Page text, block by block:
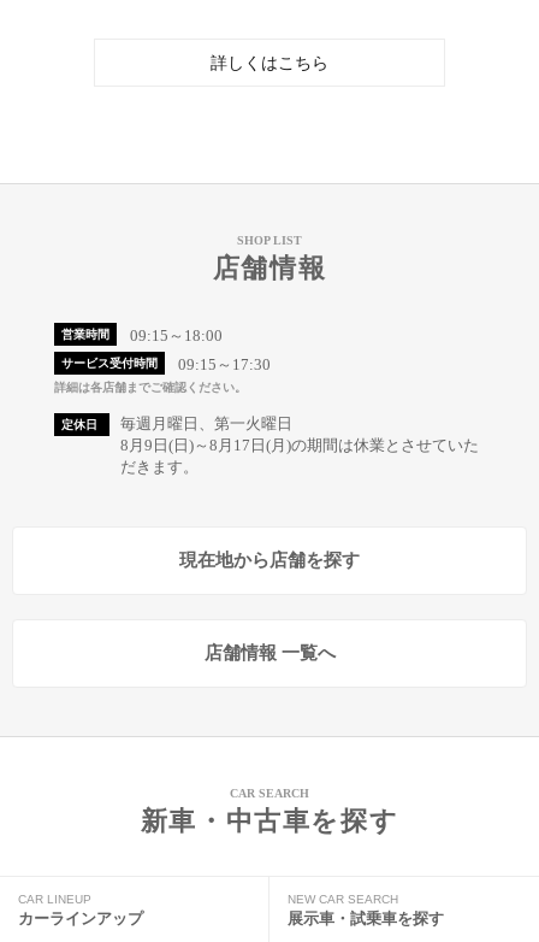
詳しくはこちら
SHOP LIST
店舗情報
営業時間 09:15～18:00
サービス受付時間 09:15～17:30
詳細は各店舗までご確認ください。
定休日
毎週月曜日、第一火曜日
8月9日(日)～8月17日(月)の期間は休業とさせていた
だきます。
現在地から店舗を探す
店舗情報 一覧へ
CAR SEARCH
新車・中古車を探す
CAR LINEUP
カーラインアップ
NEW CAR SEARCH
展示車・試乗車を探す